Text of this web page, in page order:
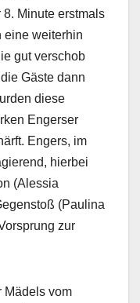
Minute erstmals
eine weiterhin
gut verschob
Gäste dann
diese
Engerser
Engers, im
hierbei
(Alessia
(Paulina
zur
Mädels vom